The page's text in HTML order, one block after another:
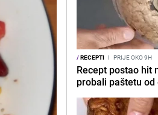
/RECEPTI I PRIJE OKO 9H
Recept postao hit
probali paštetu od